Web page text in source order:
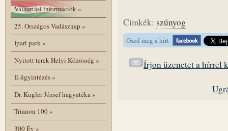
Választási információk»
25. Országos Vadásznap »
Ipari park»
Nyitott terek Helyi Közösség »
E-ügyintézés»
Dr. Kugler József hagyatéka»
Trianon 100»
300 Év »
Cimkék: szúnyog
Oszd meg a hírt
Írjon üzenetet a hírrel